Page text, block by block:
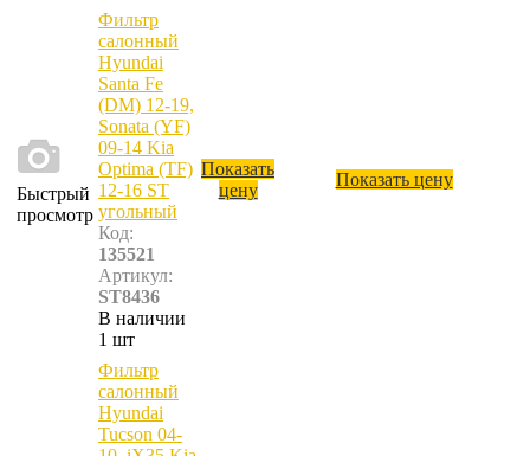
Быстрый
просмотр
Фильтр
салонный
Hyundai
Santa Fe
(DM) 12-19,
Sonata (YF)
09-14 Kia
Optima (TF)
12-16 ST
угольный
Код:
135521
Артикул:
ST8436
В наличии
1 шт
Показать
цену
Показать цену
Фильтр
салонный
Hyundai
Tucson 04-